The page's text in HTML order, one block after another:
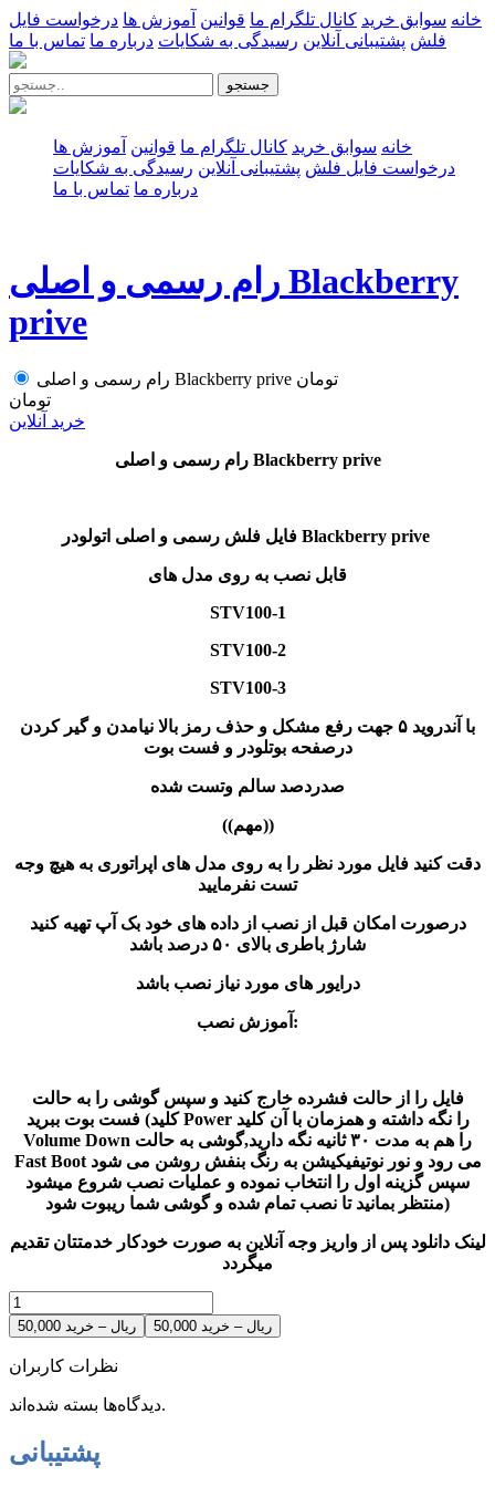
خانه سوابق خرید کانال تلگرام ما قوانین آموزش ها درخواست فایل
فلش پشتیبانی آنلاین رسیدگی به شکایات درباره ما تماس با ما
جستجو
خانه سوابق خرید کانال تلگرام ما قوانین آموزش ها
درخواست فایل فلش پشتیبانی آنلاین رسیدگی به شکایات
درباره ما تماس با ما
رام رسمی و اصلی Blackberry
prive
رام رسمی و اصلی Blackberry prive تومان
تومان
خرید آنلاین
رام رسمی و اصلی Blackberry prive
فایل فلش رسمی و اصلی اتولودر Blackberry prive
قابل نصب به روی مدل های
STV100-1
STV100-2
STV100-3
با آندروید ۵ جهت رفع مشکل و حذف رمز بالا نیامدن و گیر کردن
درصفحه بوتلودر و فست بوت
صدردصد سالم وتست شده
((مهم))
دقت کنید فایل مورد نظر را به روی مدل های اپراتوری به هیچ وجه
تست نفرمایید
درصورت امکان قبل از نصب از داده های خود بک آپ تهیه کنید
شارژ باطری بالای ۵۰ درصد باشد
درایور های مورد نیاز نصب باشد
آموزش نصب:
فایل را از حالت فشرده خارج کنید و سپس گوشی را به حالت
فست بوت ببرید (کلید Power را نگه داشته و همزمان با آن کلید
Volume Down را هم به مدت ۳۰ ثانیه نگه دارید,گوشی به حالت
Fast Boot می رود و نور نوتیفیکیشن به رنگ بنفش روشن می شود
سپس گزینه اول را انتخاب نموده و عملیات نصب شروع میشود
منتظر بمانید تا نصب تمام شده و گوشی شما ریبوت شود)
لینک دانلود پس از واریز وجه آنلاین به صورت خودکار خدمتتان تقدیم
میگردد
50,000 ریال – خرید
نظرات کاربران
دیدگاه‌ها بسته شده‌اند.
پشتیبانی